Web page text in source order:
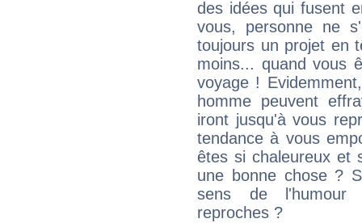
des idées qui fusent
vous, personne ne
toujours un projet en
moins... quand vous
voyage !
homme peuvent
iront jusqu'à vous
tendance à vous
êtes si chaleureux et
une bonne chose ?
sens de l'humour
reproches ?